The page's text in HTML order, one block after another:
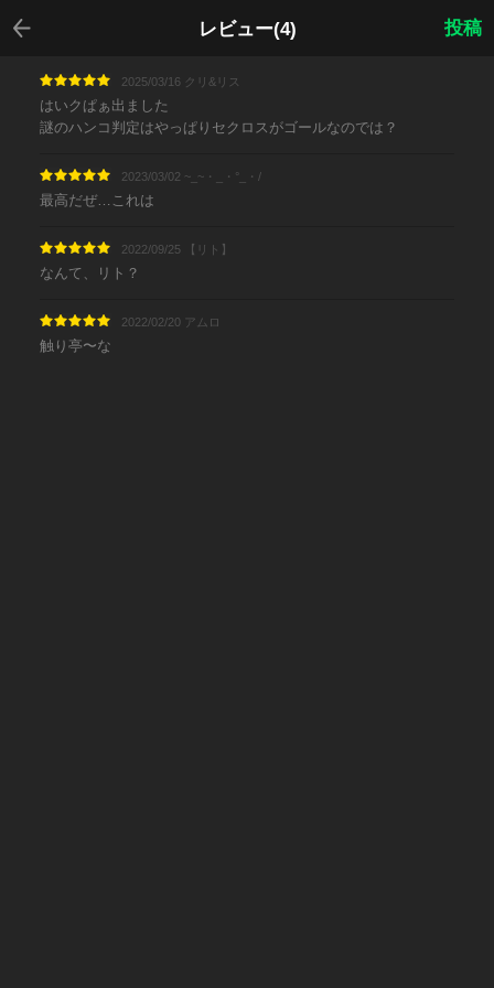
レビュー(4)
戻る
投稿
2025/03/16 クリ&リス
はいクぱぁ出ました
謎のハンコ判定はやっぱりセクロスがゴールなのでは？
2023/03/02 ~_~・_・°_・/
最高だぜ…これは
2022/09/25 【リト】
なんて、リト？
2022/02/20 アムロ
触り亭〜な